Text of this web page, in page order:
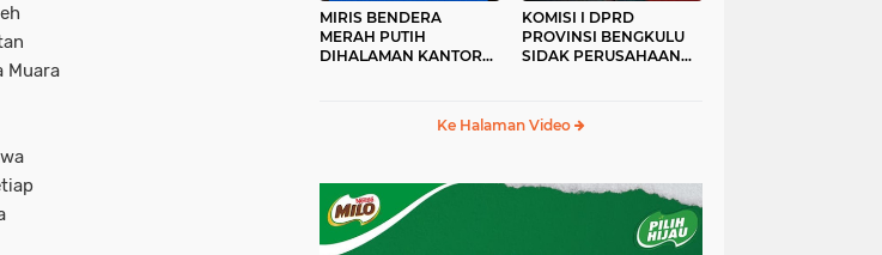
Muara
MIRIS BENDERA
MERAH PUTIH
DIHALAMAN KANTOR
KOMISI I DPRD
PROVINSI BENGKULU
SIDAK PERUSAHAAN
Ke Halaman Video